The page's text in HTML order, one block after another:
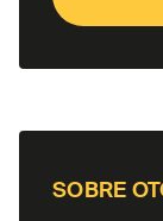
Sara
participado
de cámara
SOBRE